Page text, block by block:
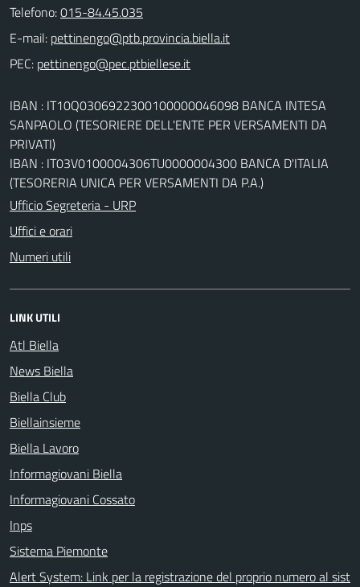
Telefono:015-84.45.035
E-mail:
PEC:
IBAN : IT10Q0306922300100000046098 BANCA INTESA
SANPAOLO (TESORIERE DELL'ENTE PER VERSAMENTI DA
PRIVATI)
IBAN : IT03V0100004306TU0000004300 BANCA D'ITALIA
(TESORERIA UNICA PER VERSAMENTI DA P.A.)
Ufficio Segreteria - URP
Uffici e orari
Numeri utili
LINK UTILI
Atl Biella
News Biella
Biella Club
Biellainsieme
Biella Lavoro
Informagiovani Biella
Informagiovani Cossato
Inps
Sistema Piemonte
Alert System: Link per la registrazione del proprio numero al sist